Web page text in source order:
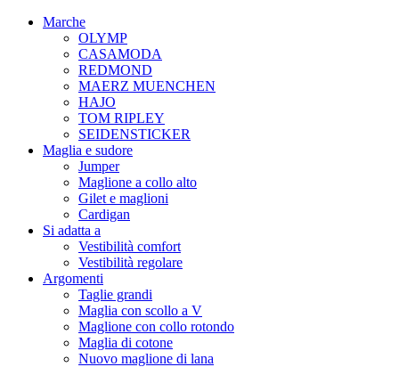
Marche
OLYMP
CASAMODA
REDMOND
MAERZ MUENCHEN
HAJO
TOM RIPLEY
SEIDENSTICKER
Maglia e sudore
Jumper
Maglione a collo alto
Gilet e maglioni
Cardigan
Si adatta a
Vestibilità comfort
Vestibilità regolare
Argomenti
Taglie grandi
Maglia con scollo a V
Maglione con collo rotondo
Maglia di cotone
Nuovo maglione di lana